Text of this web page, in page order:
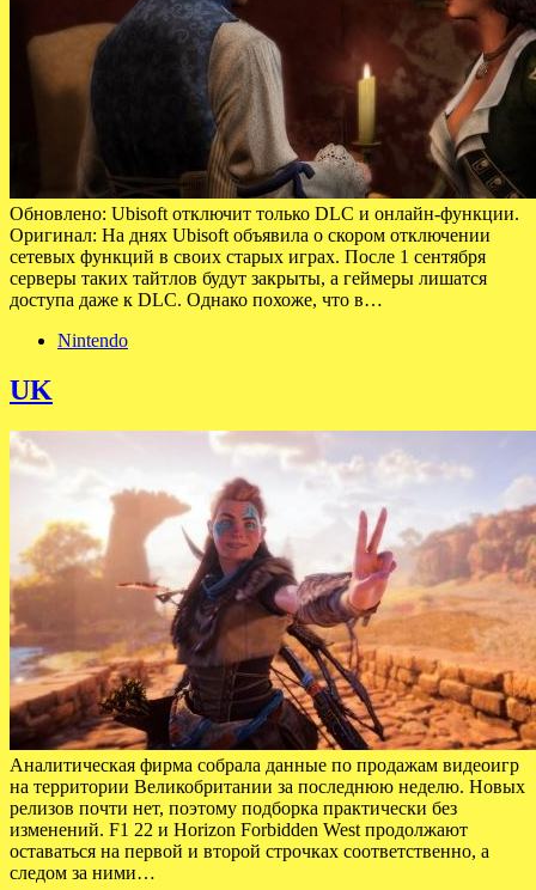
Обновлено: Ubisoft отключит только DLC и онлайн-функции.
Оригинал: На днях Ubisoft объявила о скором отключении
сетевых функций в своих старых играх. После 1 сентября
серверы таких тайтлов будут закрыты, а геймеры лишатся
доступа даже к DLC. Однако похоже, что в…
Nintendo
UK
Аналитическая фирма собрала данные по продажам видеоигр
на территории Великобритании за последнюю неделю. Новых
релизов почти нет, поэтому подборка практически без
изменений. F1 22 и Horizon Forbidden West продолжают
оставаться на первой и второй строчках соответственно, а
следом за ними…